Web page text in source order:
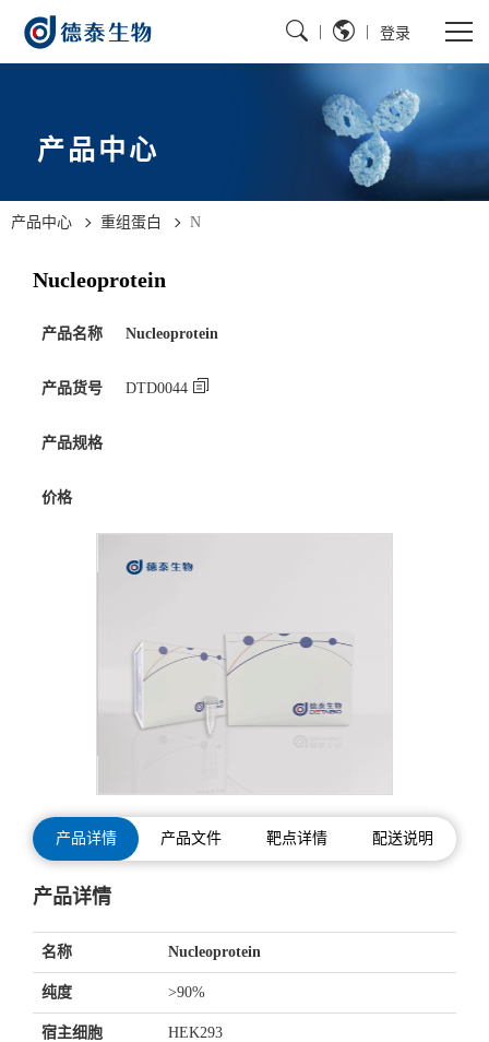
登录
产品中心
产品中心 重组蛋白 N
Nucleoprotein
产品名称 Nucleoprotein
产品货号 DTD0044
产品规格
价格
产品详情 产品文件 靶点详情 配送说明
产品详情
名称 Nucleoprotein
纯度 >90%
宿主细胞 HEK293